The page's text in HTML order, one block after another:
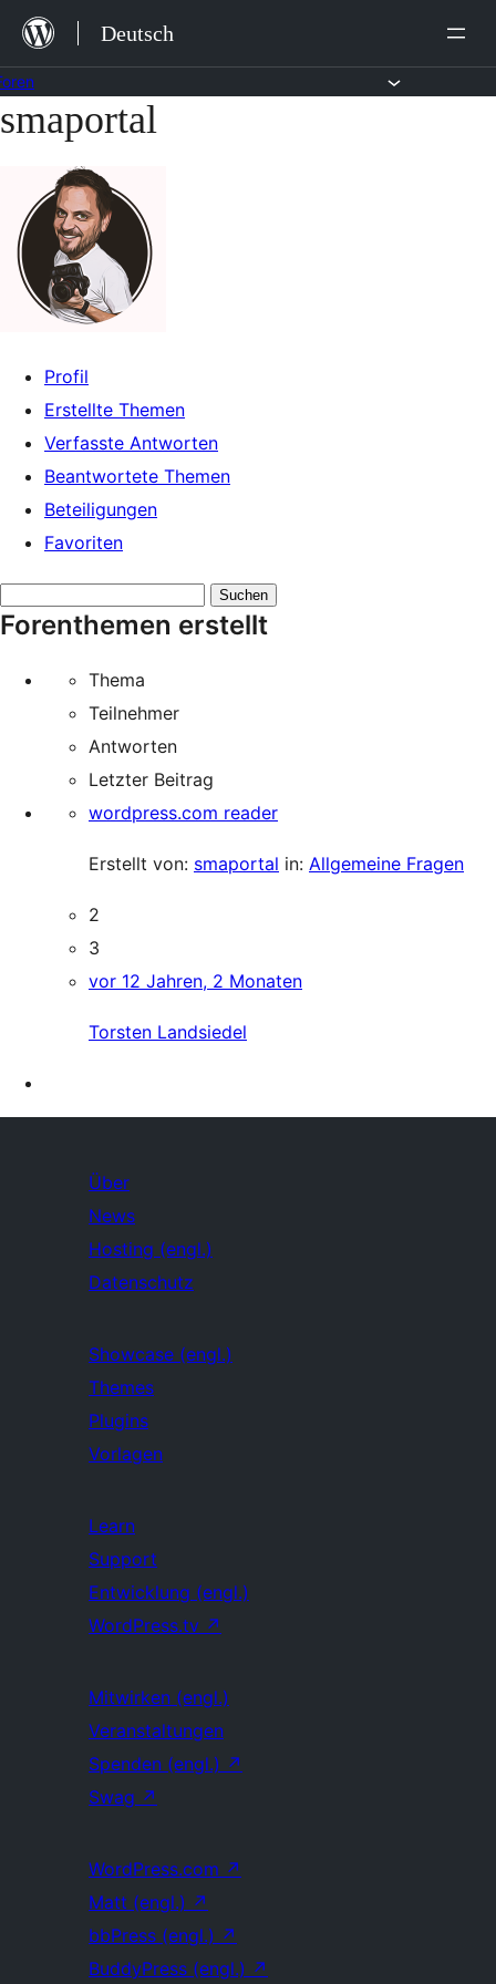
Zum
Inhalt
springen
Deutsch
Zum
springen
smaportal
Profil
Erstellte Themen
Verfasste Antworten
Beantwortete Themen
Beteiligungen
Favoriten
suchen:
Forenthemen erstellt
Thema
Teilnehmer
Antworten
Letzter Beitrag
wordpress.com reader
Erstellt von: smaportal in: Allgemeine Fragen
2
3
vor 12 Jahren, 2 Monaten
Torsten Landsiedel
Über
News
Hosting (engl.)
Datenschutz
Showcase (engl.)
Themes
Plugins
Vorlagen
Learn
Support
Entwicklung (engl.)
WordPress.tv ↗
Mitwirken (engl.)
Veranstaltungen
Spenden (engl.) ↗
Swag ↗
WordPress.com ↗
Matt (engl.) ↗
bbPress (engl.) ↗
BuddyPress (engl.) ↗